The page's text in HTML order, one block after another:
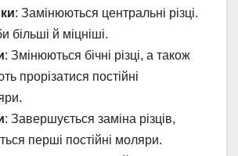
: Замінюються центральні різці.
більші й міцніші.
: Змінюються бічні різці, а також
прорізатися постійні
: Завершується заміна різців,
перші постійні моляри.